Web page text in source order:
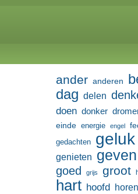
ander anderen
dag delen
doen donker
einde energie engel
gedachten geluk
genieten geven
goed grijs groot
hart hoofd horen